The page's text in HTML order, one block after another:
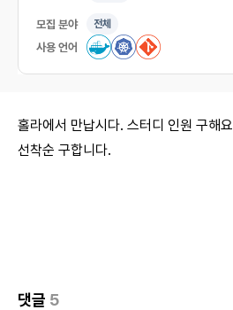
모집 분야 전체
사용 언어
홀라에서 만납시다. 스터디 인원 구해요
선착순 구합니다.
댓글 5